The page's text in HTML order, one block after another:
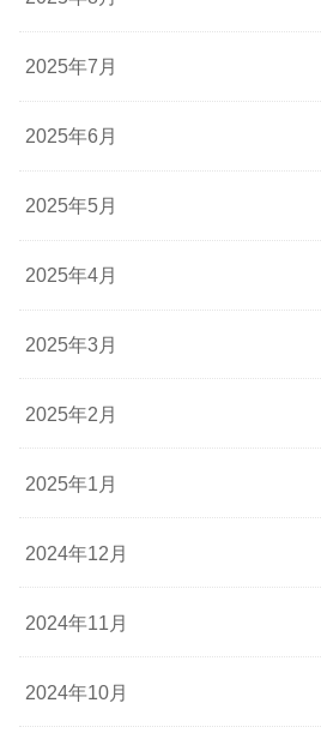
2025年7月
2025年6月
2025年5月
2025年4月
2025年3月
2025年2月
2025年1月
2024年12月
2024年11月
2024年10月